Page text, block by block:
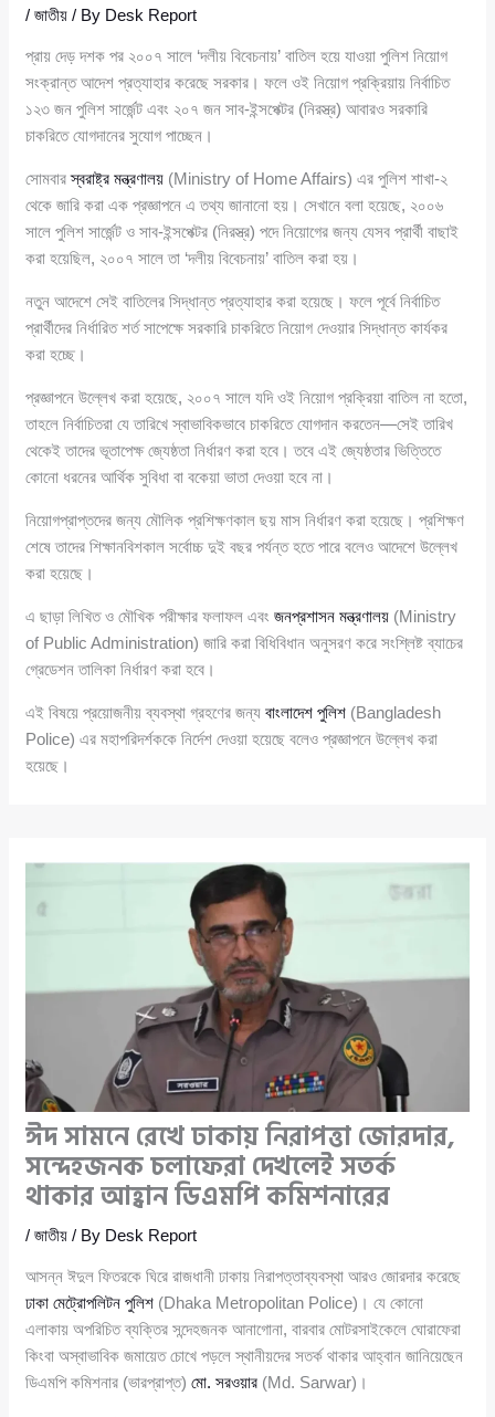
/জাতীয় / By Desk Report
প্রায় দেড় দশক পর ২০০৭ সালে ‘দলীয় বিবেচনায়’ বাতিল হয়ে যাওয়া পুলিশ নিয়োগ
সংক্রান্ত আদেশ প্রত্যাহার করেছে সরকার। ফলে ওই নিয়োগ প্রক্রিয়ায় নির্বাচিত
১২৩ জন পুলিশ সার্জেন্ট এবং ২০৭ জন সাব-ইন্সপেক্টর (নিরস্ত্র) আবারও সরকারি
চাকরিতে যোগদানের সুযোগ পাচ্ছেন।
সোমবারস্বরাষ্ট্র মন্ত্রণালয় (Ministry of Home Affairs) এর পুলিশ শাখা-২
থেকে জারি করা এক প্রজ্ঞাপনে এ তথ্য জানানো হয়। সেখানে বলা হয়েছে, ২০০৬
সালে পুলিশ সার্জেন্ট ও সাব-ইন্সপেক্টর (নিরস্ত্র) পদে নিয়োগের জন্য যেসব প্রার্থী বাছাই
করা হয়েছিল, ২০০৭ সালে তা ‘দলীয় বিবেচনায়’ বাতিল করা হয়।
নতুন আদেশে সেই বাতিলের সিদ্ধান্ত প্রত্যাহার করা হয়েছে। ফলে পূর্বে নির্বাচিত
প্রার্থীদের নির্ধারিত শর্ত সাপেক্ষে সরকারি চাকরিতে নিয়োগ দেওয়ার সিদ্ধান্ত কার্যকর
করা হচ্ছে।
প্রজ্ঞাপনে উল্লেখ করা হয়েছে, ২০০৭ সালে যদি ওই নিয়োগ প্রক্রিয়া বাতিল না হতো,
তাহলে নির্বাচিতরা যে তারিখে স্বাভাবিকভাবে চাকরিতে যোগদান করতেন—সেই তারিখ
থেকেই তাদের ভূতাপেক্ষ জ্যেষ্ঠতা নির্ধারণ করা হবে। তবে এই জ্যেষ্ঠতার ভিত্তিতে
কোনো ধরনের আর্থিক সুবিধা বা বকেয়া ভাতা দেওয়া হবে না।
নিয়োগপ্রাপ্তদের জন্য মৌলিক প্রশিক্ষণকাল ছয় মাস নির্ধারণ করা হয়েছে। প্রশিক্ষণ
শেষে তাদের শিক্ষানবিশকাল সর্বোচ্চ দুই বছর পর্যন্ত হতে পারে বলেও আদেশে উল্লেখ
করা হয়েছে।
এ ছাড়া লিখিত ও মৌখিক পরীক্ষার ফলাফল এবংজনপ্রশাসন মন্ত্রণালয় (Ministry
of Public Administration) জারি করা বিধিবিধান অনুসরণ করে সংশ্লিষ্ট ব্যাচের
গ্রেডেশন তালিকা নির্ধারণ করা হবে।
এই বিষয়ে প্রয়োজনীয় ব্যবস্থা গ্রহণের জন্যবাংলাদেশ পুলিশ (Bangladesh
Police) এর মহাপরিদর্শককে নির্দেশ দেওয়া হয়েছে বলেও প্রজ্ঞাপনে উল্লেখ করা
হয়েছে।
ঈদ সামনে রেখে ঢাকায় নিরাপত্তা জোরদার,
সন্দেহজনক চলাফেরা দেখলেই সতর্ক
থাকার আহ্বান ডিএমপি কমিশনারের
/জাতীয় / By Desk Report
আসন্ন ঈদুল ফিতরকে ঘিরে রাজধানী ঢাকায় নিরাপত্তাব্যবস্থা আরও জোরদার করেছে
ঢাকা মেট্রোপলিটন পুলিশ (Dhaka Metropolitan Police)। যে কোনো
এলাকায় অপরিচিত ব্যক্তির সন্দেহজনক আনাগোনা, বারবার মোটরসাইকেলে ঘোরাফেরা
কিংবা অস্বাভাবিক জমায়েত চোখে পড়লে স্থানীয়দের সতর্ক থাকার আহ্বান জানিয়েছেন
ডিএমপি কমিশনার (ভারপ্রাপ্ত)মো. সরওয়ার (Md. Sarwar)।